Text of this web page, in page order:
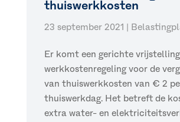
thuiswerkkosten
23 september 2021 |
Er komt een gerichte
werkkostenregeling voor de
van thuiswerkkosten van € 2
thuiswerkdag. Het betreft de
extra water- en